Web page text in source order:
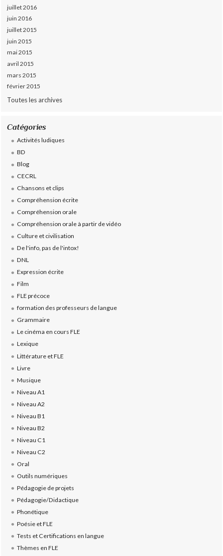
juillet 2016
juin 2016
juillet 2015
juin 2015
mai 2015
avril 2015
mars 2015
février 2015
Toutes les archives
Catégories
Activités ludiques
BD
Blog
CECRL
Chansons et clips
Compréhension écrite
Compréhension orale
Compréhension orale à partir de vidéo
Culture et civilisation
De l'info, pas de l'intox!
DNL
Expression écrite
Film
FLE précoce
formation des professeurs de langue
Grammaire
Le cinéma en cours FLE
Lexique
Littérature et FLE
Livre
Musique
Niveau A1
Niveau A2
Niveau B1
Niveau B2
Niveau C1
Niveau C2
Oral
Outils numériques
Pédagogie de projets
Pédagogie/Didactique
Phonétique
Poésie et FLE
Tests et Certifications en langue
Thèmes en FLE